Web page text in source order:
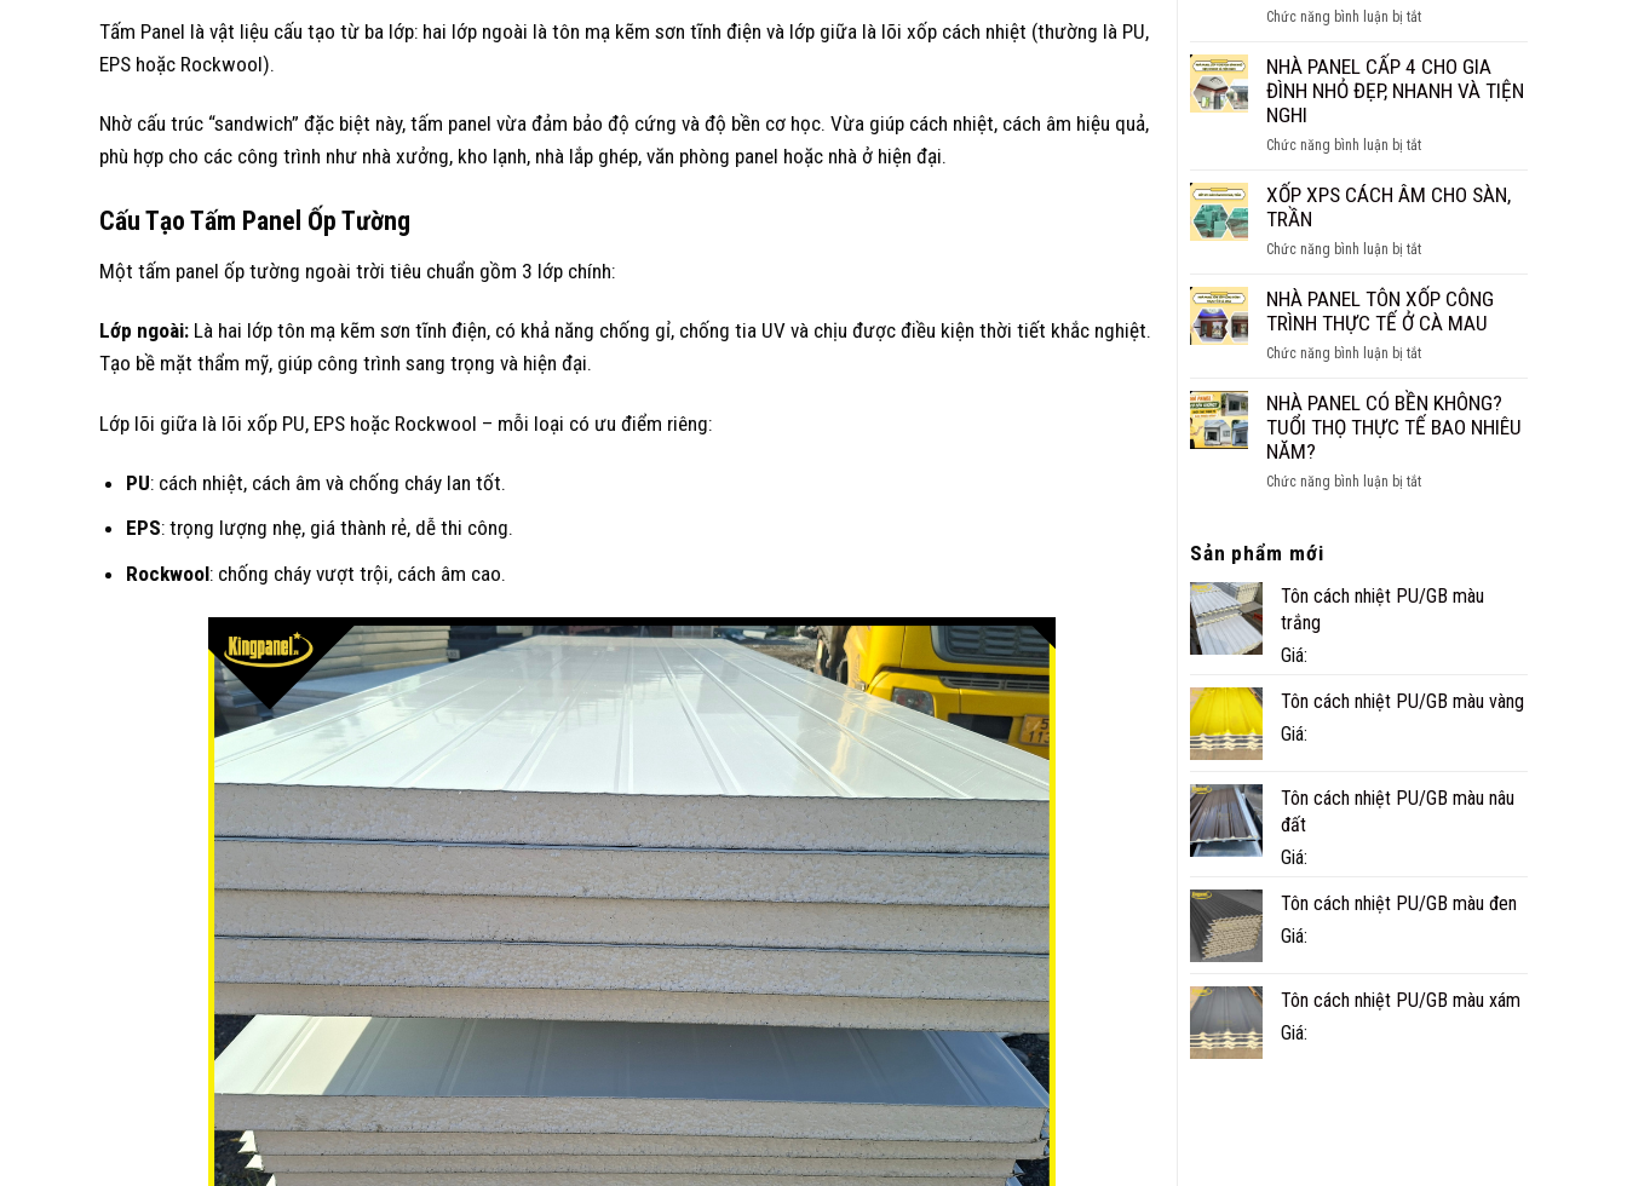
Tấm Panel là vật liệu cấu tạo từ ba lớp: hai lớp ngoài là tôn mạ kẽm sơn tĩnh điện và lớp giữa là lõi xốp cách nhiệt (thường là PU,
EPS hoặc Rockwool).
Nhờ cấu trúc “sandwich” đặc biệt này, tấm panel vừa đảm bảo độ cứng và độ bền cơ học. Vừa giúp cách nhiệt, cách âm hiệu quả,
phù hợp cho các công trình như nhà xưởng, kho lạnh, nhà lắp ghép, văn phòng panel hoặc nhà ở hiện đại.
Cấu Tạo Tấm Panel Ốp Tường
Một tấm panel ốp tường ngoài trời tiêu chuẩn gồm 3 lớp chính:
Lớp ngoài: Là hai lớp tôn mạ kẽm sơn tĩnh điện, có khả năng chống gỉ, chống tia UV và chịu được điều kiện thời tiết khắc nghiệt.
Tạo bề mặt thẩm mỹ, giúp công trình sang trọng và hiện đại.
Lớp lõi giữa là lõi xốp PU, EPS hoặc Rockwool – mỗi loại có ưu điểm riêng:
PU: cách nhiệt, cách âm và chống cháy lan tốt.
EPS: trọng lượng nhẹ, giá thành rẻ, dễ thi công.
Rockwool: chống cháy vượt trội, cách âm cao.
GIÁ
TIẾT
1M2?
GIÁ
MỚI
2026
Chức năng bình luận bị tắtở
NÊN
LÀM
CÁCH
THAY
TRUYỀN
NHÀ PANEL CẤP 4 CHO GIA
ĐÌNH NHỎ ĐẸP, NHANH VÀ TIỆN
NGHI
Chức năng bình luận bị tắtở
PANEL
CHO
GIA
ĐÌNH
NHỎ
ĐẸP,
VÀ
TIỆN
XỐP XPS CÁCH ÂM CHO SÀN,
TRẦN
Chức năng bình luận bị tắtở
XPS
CÁCH
CHO
TRẦN
NHÀ PANEL TÔN XỐP CÔNG
TRÌNH THỰC TẾ Ở CÀ MAU
Chức năng bình luận bị tắtở
PANEL
TÔN
TRÌNH
MAU
NHÀ PANEL CÓ BỀN KHÔNG?
TUỔI THỌ THỰC TẾ BAO NHIÊU
NĂM?
Chức năng bình luận bị tắtở
KHÔNG?
BAO
Sản phẩm mới
Tôn cách nhiệt PU/GB màu
trắng
Giá:
Tôn cách nhiệt PU/GB màu vàng
Giá:
Tôn cách nhiệt PU/GB màu nâu
đất
Giá:
Tôn cách nhiệt PU/GB màu đen
Giá:
Tôn cách nhiệt PU/GB màu xám
Giá: